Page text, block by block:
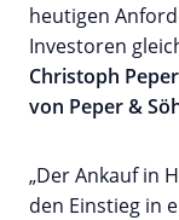
heutigen
Investoren
Christoph
von Peper &
„Der Ankauf in
den Einstieg in